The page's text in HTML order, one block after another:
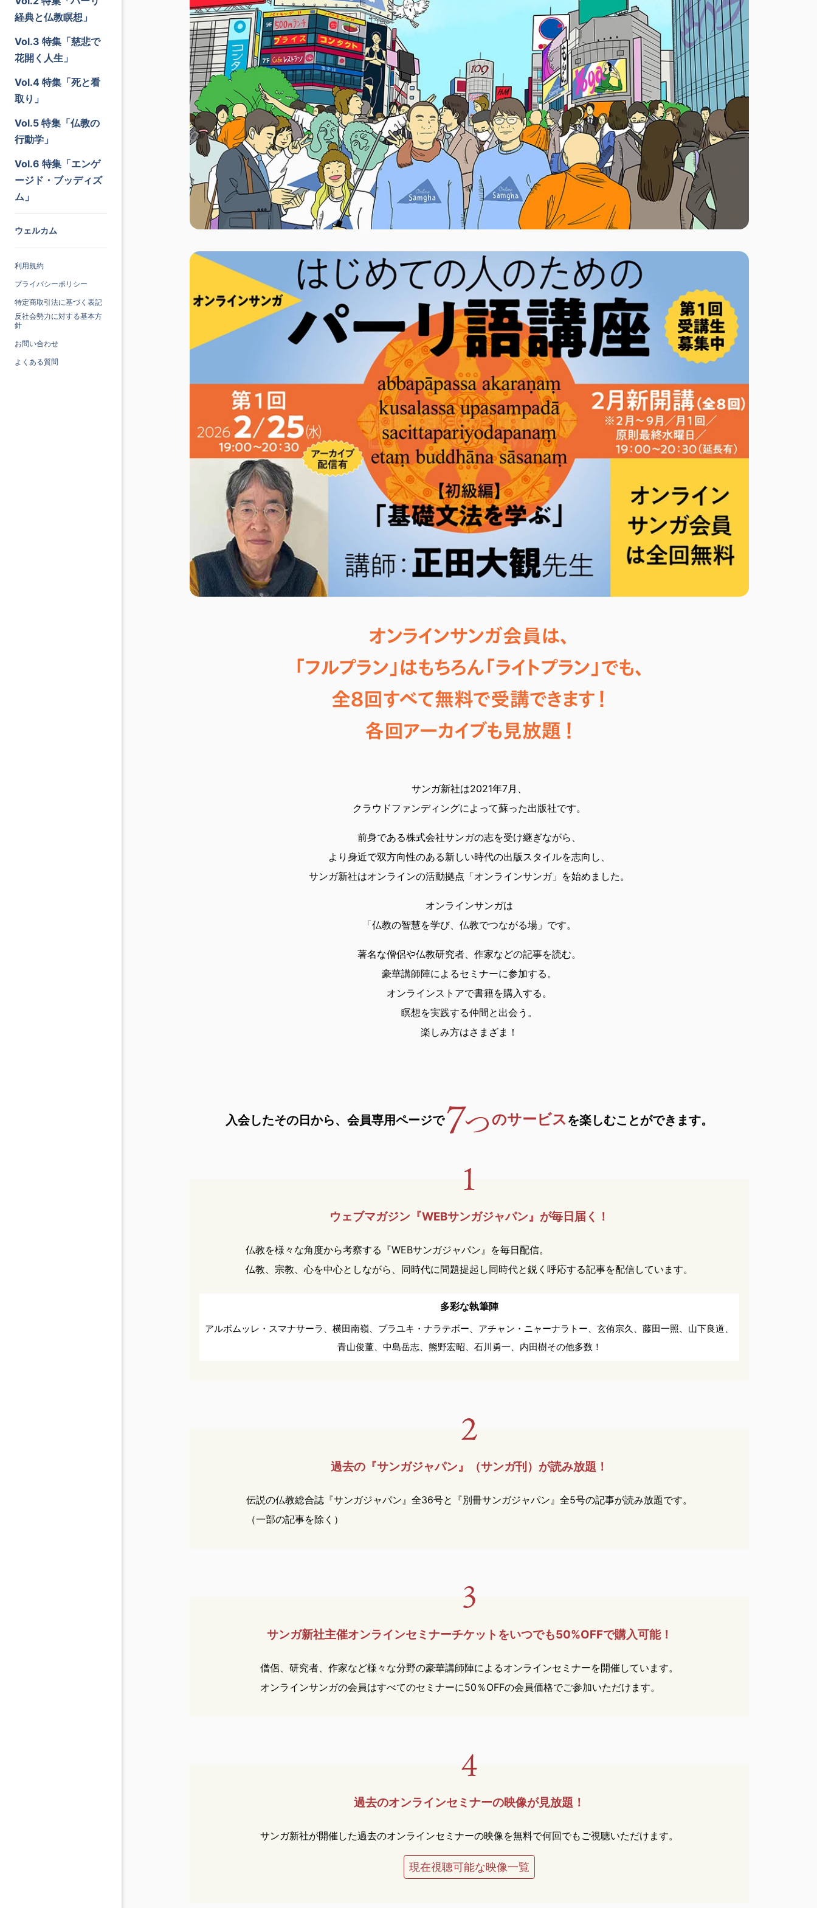
経典と仏教瞑想」
Vol.3 特集「慈悲で
花開く人生」
Vol.4 特集「死と看
取り」
Vol.5 特集「仏教の
行動学」
Vol.6 特集「エンゲ
ージド・ブッディズ
ム」
ウェルカム
利用規約
プライバシーポリシー
特定商取引法に基づく表記
反社会勢力に対する基本方
針
お問い合わせ
よくある質問
サンガ新社は2021年7月、
クラウドファンディングによって蘇った出版社です。
前身である株式会社サンガの志を受け継ぎながら、
より身近で双方向性のある新しい時代の出版スタイルを志向し、
サンガ新社はオンラインの活動拠点「オンラインサンガ」を始めました。
オンラインサンガは
「仏教の智慧を学び、仏教でつながる場」です。
著名な僧侶や仏教研究者、作家などの記事を読む。
豪華講師陣によるセミナーに参加する。
オンラインストアで書籍を購入する。
瞑想を実践する仲間と出会う。
楽しみ方はさまざま！
入会したその日から、会員専用ページで のサービス を楽しむことができます。
ウェブマガジン『WEBサンガジャパン』が毎日届く！
仏教を様々な角度から考察する『WEBサンガジャパン』を毎日配信。
仏教、宗教、心を中心としながら、同時代に問題提起し同時代と鋭く呼応する記事を配信しています。
多彩な執筆陣
アルボムッレ・スマナサーラ、 横田南嶺、 プラユキ・ナラテボー、 アチャン・ニャーナラトー、 玄侑宗久、 藤田一照、 山下良道、
青山俊董、 中島岳志、 熊野宏昭、 石川勇一、 内田樹その他多数！
過去の『サンガジャパン』 （サンガ刊）が読み放題！
伝説の仏教総合誌『サンガジャパン』全36号と『別冊サンガジャパン』全5号の記事が読み放題です。
（一部の記事を除く）
サンガ新社主催オンラインセミナーチケットをいつでも50%OFFで購入可能！
僧侶、研究者、作家など様々な分野の豪華講師陣によるオンラインセミナーを開催しています。
オンラインサンガの会員はすべてのセミナーに50％OFFの会員価格でご参加いただけます。
過去のオンラインセミナーの映像が見放題！
サンガ新社が開催した過去のオンラインセミナーの映像を無料で何回でもご視聴いただけます。
現在視聴可能な映像一覧